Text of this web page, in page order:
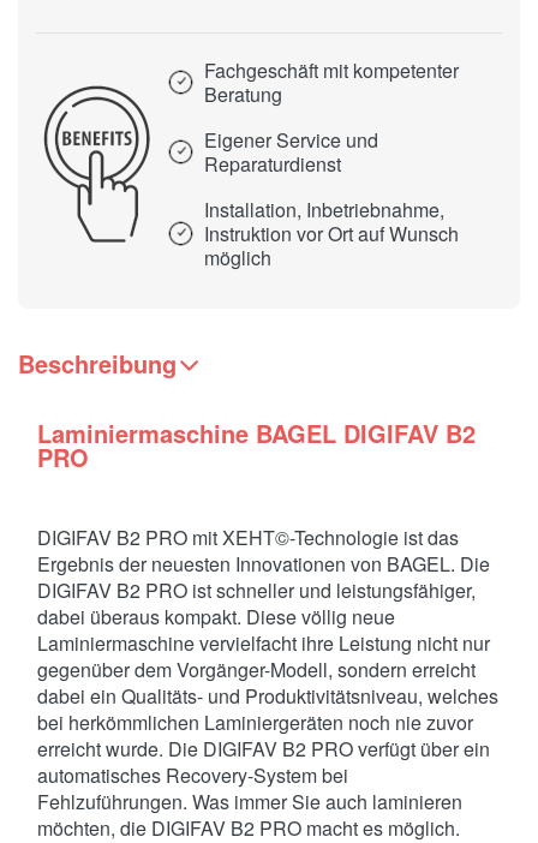
Fachgeschäft mit kompetenter
Beratung
Eigener Service und
Reparaturdienst
Installation, Inbetriebnahme,
Instruktion vor Ort auf Wunsch
möglich
Beschreibung
Laminiermaschine BAGEL DIGIFAV B2
PRO
DIGIFAV B2 PRO mit XEHT©-Technologie ist das
Ergebnis der neuesten Innovationen von BAGEL. Die
DIGIFAV B2 PRO ist schneller und leistungsfähiger,
dabei überaus kompakt. Diese völlig neue
Laminiermaschine vervielfacht ihre Leistung nicht nur
gegenüber dem Vorgänger-Modell, sondern erreicht
dabei ein Qualitäts- und Produktivitätsniveau, welches
bei herkömmlichen Laminiergeräten noch nie zuvor
erreicht wurde. Die DIGIFAV B2 PRO verfügt über ein
automatisches Recovery-System bei
Fehlzuführungen. Was immer Sie auch laminieren
möchten, die DIGIFAV B2 PRO macht es möglich.